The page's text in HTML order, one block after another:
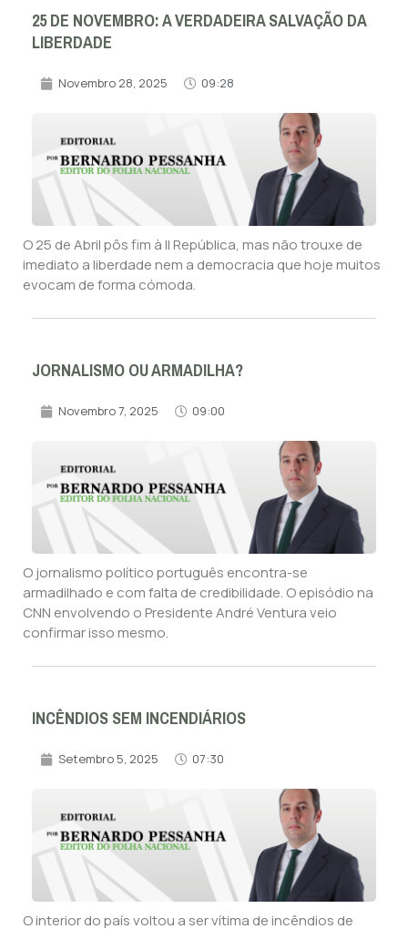
25 DE NOVEMBRO: A VERDADEIRA SALVAÇÃO DA
LIBERDADE
Novembro 28, 2025 09:28
O 25 de Abril pôs fim à II República, mas não trouxe de
imediato a liberdade nem a democracia que hoje muitos
evocam de forma cómoda.
JORNALISMO OU ARMADILHA?
Novembro 7, 2025 09:00
O jornalismo político português encontra-se
armadilhado e com falta de credibilidade. O episódio na
CNN envolvendo o Presidente André Ventura veio
confirmar isso mesmo.
INCÊNDIOS SEM INCENDIÁRIOS
Setembro 5, 2025 07:30
O interior do país voltou a ser vítima de incêndios de